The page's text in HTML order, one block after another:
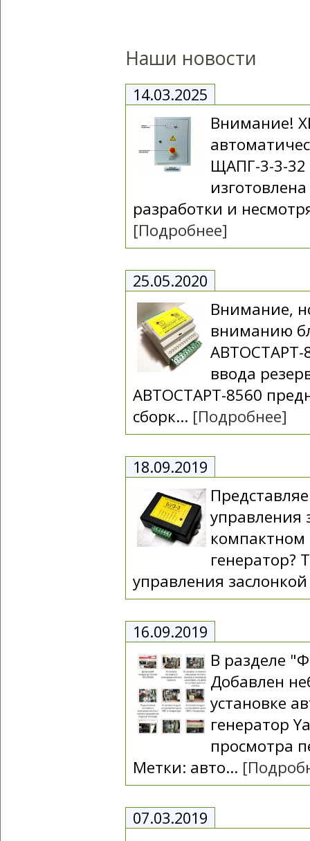
Наши новости
14.03.2025
Внимание!
ЩАПГ-3-3-
разработки и
[Подробнее]
25.05.2020
Внимание,
вниманию
АВТОСТАРТ-
ввода
АВТОСТАРТ-8560
сборк... [Подробнее]
18.09.2019
управления
компактном
генератор?
управления
16.09.2019
В разделе
Добавлен
установке
генератор
просмотра
Метки: авто...
07.03.2019